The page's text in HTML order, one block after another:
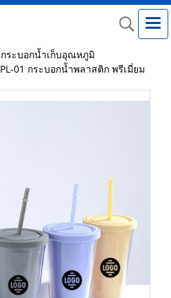
กระบอกน้ำเก็บอุณหภูมิ
PL-01 กระบอกน้ำพลาสติก พรีเมี่ยม